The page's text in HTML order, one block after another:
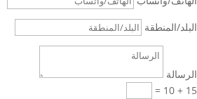
البلد/المنطقة
الرسالة
15 + 10
=